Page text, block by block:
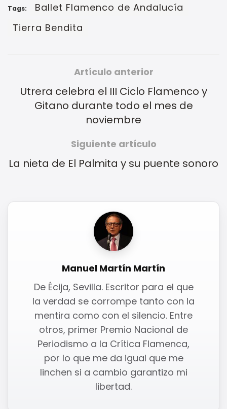
Tags:
Ballet Flamenco de Andalucía
Tierra Bendita
Artículo anterior
Utrera celebra el III Ciclo Flamenco y
Gitano durante todo el mes de
noviembre
Siguiente artículo
La nieta de El Palmita y su puente sonoro
Manuel Martín Martín
De Écija, Sevilla. Escritor para el que
la verdad se corrompe tanto con la
mentira como con el silencio. Entre
otros, primer Premio Nacional de
Periodismo a la Crítica Flamenca,
por lo que me da igual que me
linchen si a cambio garantizo mi
libertad.